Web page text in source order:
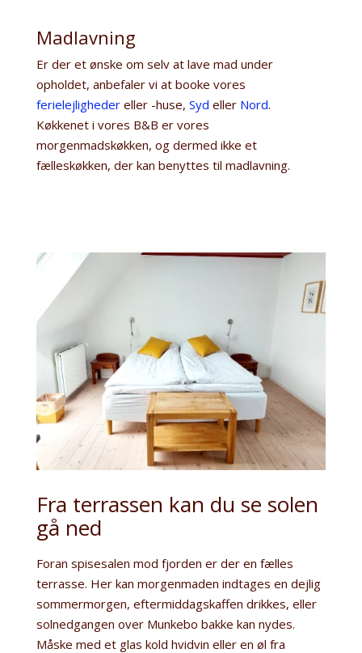
Madlavning
Er der et ønske om selv at lave mad under
opholdet, anbefaler vi at booke vores
ferielejlighedereller -huse, Syd eller Nord.
Køkkenet i vores B&B er vores
morgenmadskøkken, og dermed ikke et
fælleskøkken, der kan benyttes til madlavning.
Fra terrassen kan du se solen
gå ned
Foran spisesalen mod fjorden er der en fælles
terrasse. Her kan morgenmaden indtages en dejlig
sommermorgen, eftermiddagskaffen drikkes, eller
solnedgangen over Munkebo bakke kan nydes.
Måske med et glas kold hvidvin eller en øl fra